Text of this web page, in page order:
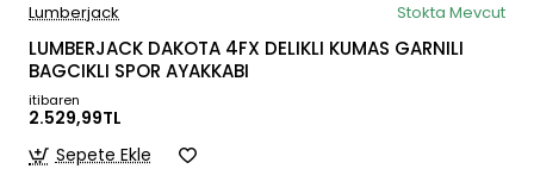
Lumberjack Stokta Mevcut
LUMBERJACK DAKOTA 4FX DELIKLI KUMAS GARNILI
BAGCIKLI SPOR AYAKKABI
itibaren
2.529,99TL
Sepete Ekle